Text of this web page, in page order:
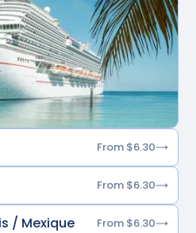
From $6.30
From $6.30
/ Mexique From $6.30